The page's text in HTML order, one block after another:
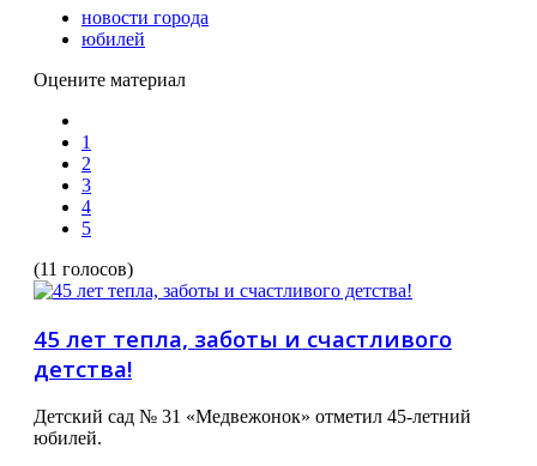
новости города
юбилей
Оцените материал
1
2
3
4
5
(11 голосов)
45 лет тепла, заботы и счастливого
детства!
Детский сад № 31 «Медвежонок» отметил 45-летний
юбилей.